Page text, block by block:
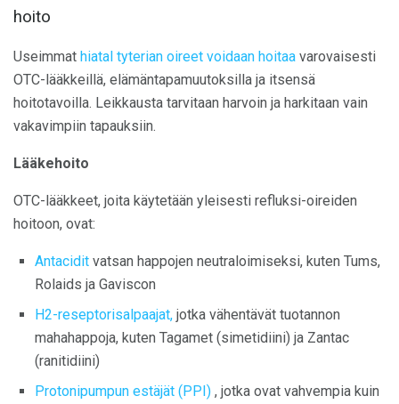
hoito
Useimmat hiatal tyterian oireet voidaan hoitaa varovaisesti
OTC-lääkkeillä, elämäntapamuutoksilla ja itsensä
hoitotavoilla. Leikkausta tarvitaan harvoin ja harkitaan vain
vakavimpiin tapauksiin.
Lääkehoito
OTC-lääkkeet, joita käytetään yleisesti refluksi-oireiden
hoitoon, ovat:
Antacidit vatsan happojen neutraloimiseksi, kuten Tums,
Rolaids ja Gaviscon
H2-reseptorisalpaajat, jotka vähentävät tuotannon
mahahappoja, kuten Tagamet (simetidiini) ja Zantac
(ranitidiini)
Protonipumpun estäjät (PPI) , jotka ovat vahvempia kuin